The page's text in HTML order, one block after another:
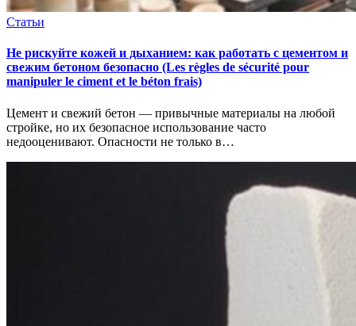
Статьи
Не рискуйте кожей и дыханием: как работать с цементом и
свежим бетоном безопасно (Les règles de sécurité pour
manipuler le ciment et le béton frais)
Цемент и свежий бетон — привычные материалы на любой
стройке, но их безопасное использование часто
недооценивают. Опасности не только в…